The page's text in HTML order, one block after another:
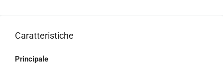
Caratteristiche
Principale